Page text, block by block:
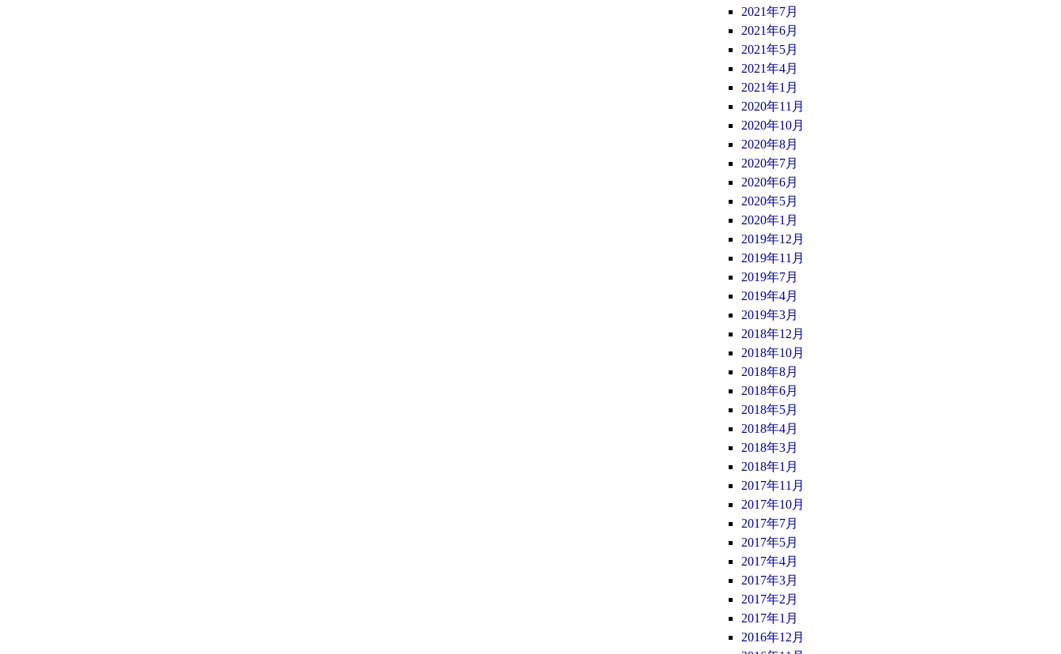
2021年7月
2021年6月
2021年5月
2021年4月
2021年1月
2020年11月
2020年10月
2020年8月
2020年7月
2020年6月
2020年5月
2020年1月
2019年12月
2019年11月
2019年7月
2019年4月
2019年3月
2018年12月
2018年10月
2018年8月
2018年6月
2018年5月
2018年4月
2018年3月
2018年1月
2017年11月
2017年10月
2017年7月
2017年5月
2017年4月
2017年3月
2017年2月
2017年1月
2016年12月